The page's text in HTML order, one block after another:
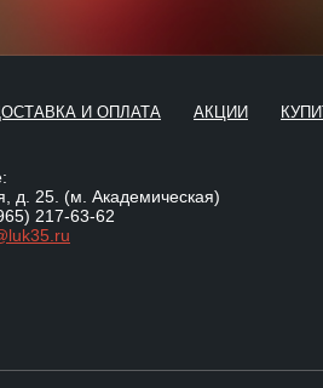
И ОПЛАТА АКЦИИ
д. 25. (м. Академическая)
217-63-62